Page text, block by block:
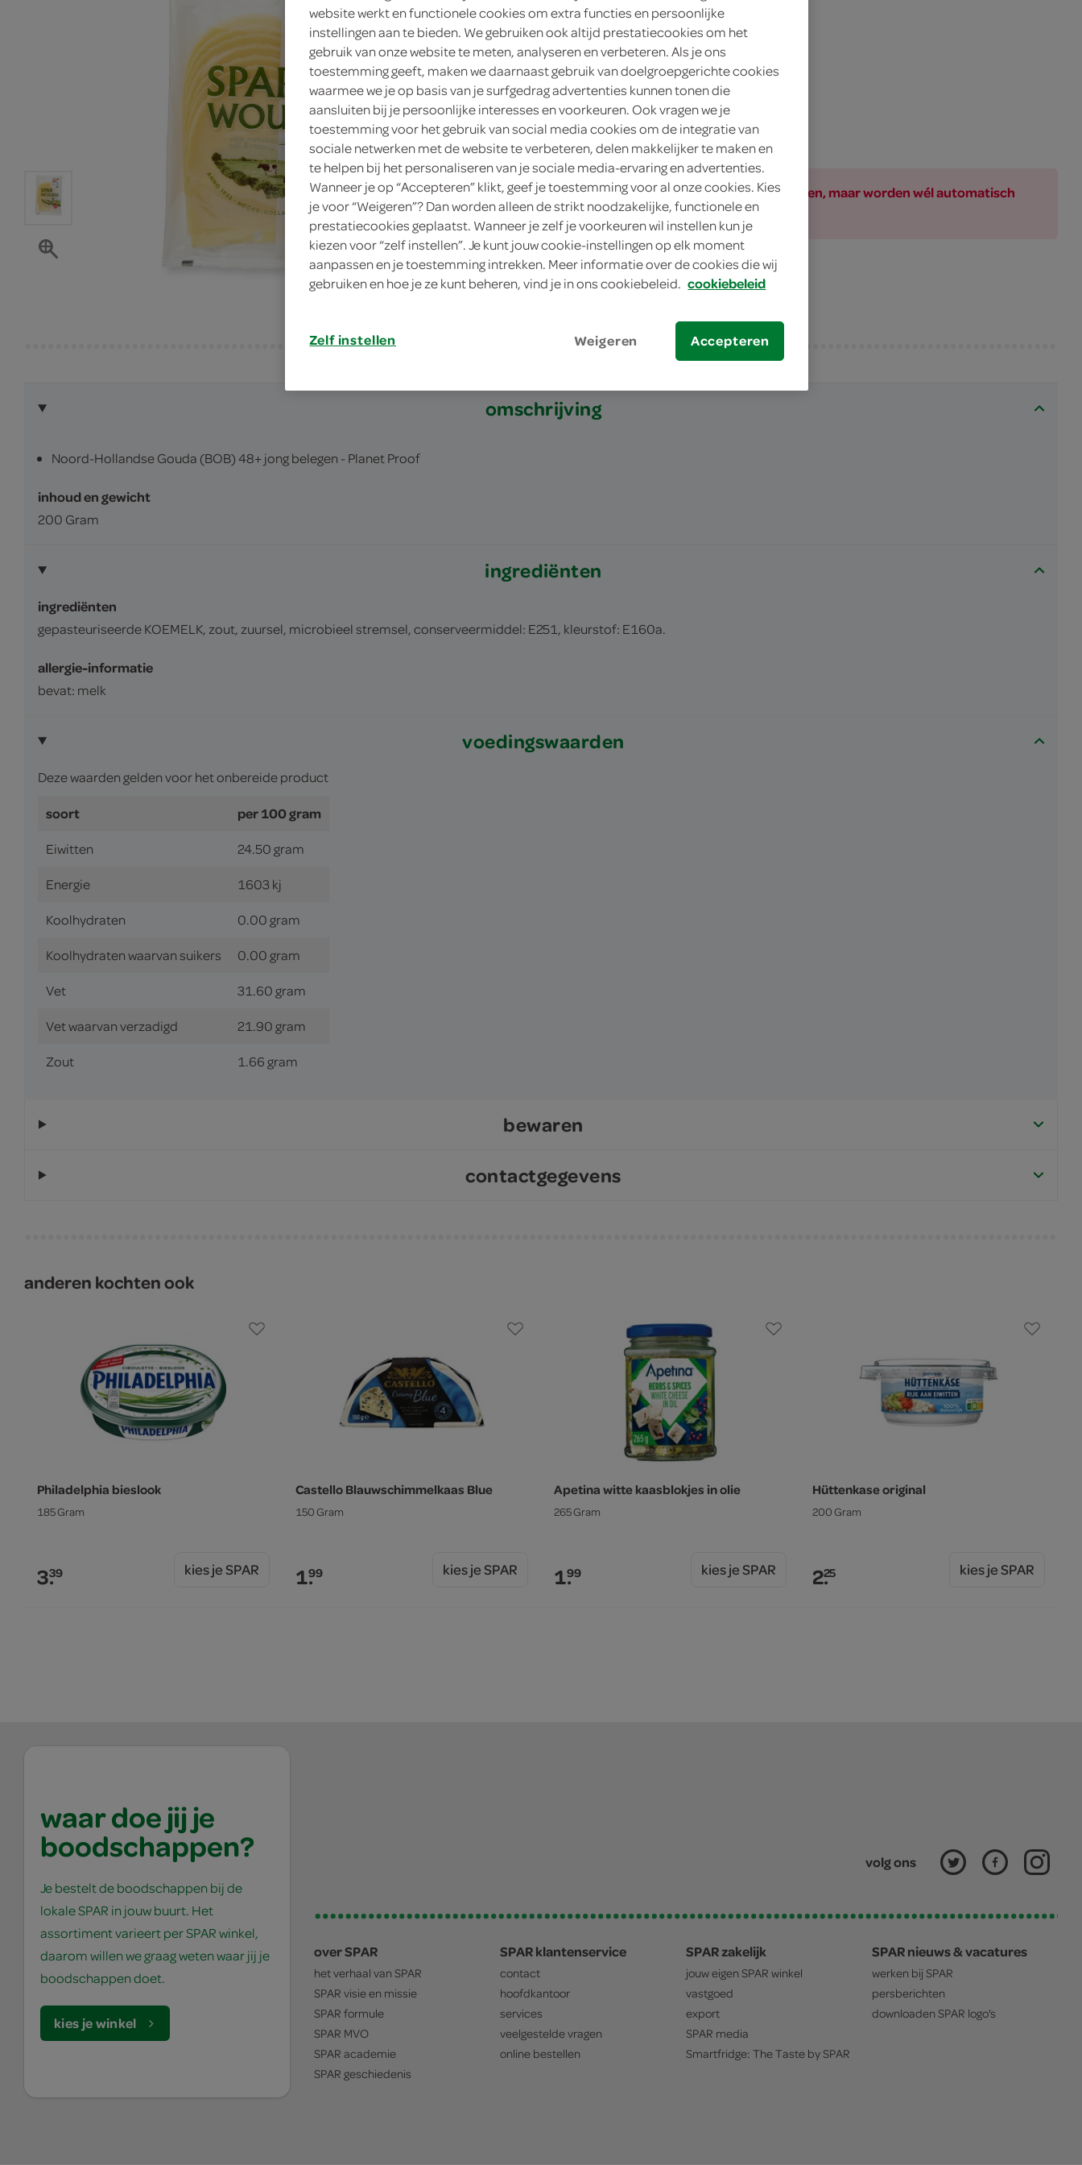
4.
49
200 Gram
in winkelmand
Let op: aanbiedingen zijn niet zichtbaar bij de producten, maar worden wél automatisch
verwerkt in de winkelmand.
omschrijving
Noord-Hollandse Gouda (BOB) 48+ jong belegen - Planet Proof
inhoud en gewicht
200 Gram
ingrediënten
ingrediënten
gepasteuriseerde KOEMELK, zout, zuursel, microbieel stremsel, conserveermiddel: E251, kleurstof: E160a.
allergie-informatie
bevat: melk
voedingswaarden
Deze waarden gelden voor het onbereide product
soort per 100 gram
Eiwitten 24.50 gram
Energie 1603 kj
Koolhydraten 0.00 gram
Koolhydraten waarvan suikers 0.00 gram
Vet 31.60 gram
Vet waarvan verzadigd 21.90 gram
Zout 1.66 gram
bewaren
contactgegevens
anderen kochten ook
Philadelphia bieslook
185 Gram
3.39 kies je SPAR
Castello Blauwschimmelkaas Blue
150 Gram
1.99 kies je SPAR
Apetina witte kaasblokjes in olie
265 Gram
1.99 kies je SPAR
Hüttenkase original
200 Gram
2.25 kies je SPAR
waar doe jij je
boodschappen?
Je bestelt de boodschappen bij de
lokale SPAR in jouw buurt. Het
assortiment varieert per SPAR winkel,
daarom willen we graag weten waar jij je
boodschappen doet.
kies je winkel
volg ons
over SPAR
het verhaal van SPAR
SPAR visie en missie
SPAR formule
SPAR MVO
SPAR academie
SPAR geschiedenis
SPAR klantenservice
contact
hoofdkantoor
services
veelgestelde vragen
online bestellen
SPAR zakelijk
jouw eigen SPAR winkel
vastgoed
export
SPAR media
Smartfridge: The Taste bySPAR
SPAR nieuws & vacatures
werken bij SPAR
persberichten
downloaden SPAR logo's
website werkt en functionele cookies om extra functies en persoonlijke
instellingen aan te bieden. We gebruiken ook altijd prestatiecookies om het
gebruik van onze website te meten, analyseren en verbeteren. Als je ons
toestemming geeft, maken we daarnaast gebruik van doelgroepgerichte cookies
waarmee we je op basis van je surfgedrag advertenties kunnen tonen die
aansluiten bij je persoonlijke interesses en voorkeuren. Ook vragen we je
toestemming voor het gebruik van social media cookies om de integratie van
sociale netwerken met de website te verbeteren, delen makkelijker te maken en
te helpen bij het personaliseren van je sociale media-ervaring en advertenties.
Wanneer je op “Accepteren” klikt, geef je toestemming voor al onze cookies. Kies
je voor “Weigeren”? Dan worden alleen de strikt noodzakelijke, functionele en
prestatiecookies geplaatst. Wanneer je zelf je voorkeuren wil instellen kun je
kiezen voor “zelf instellen”. Je kunt jouw cookie-instellingen op elk moment
aanpassen en je toestemming intrekken. Meer informatie over de cookies die wij
gebruiken en hoe je ze kunt beheren, vind je in ons cookiebeleid. cookiebeleid
Zelf instellen Weigeren Accepteren